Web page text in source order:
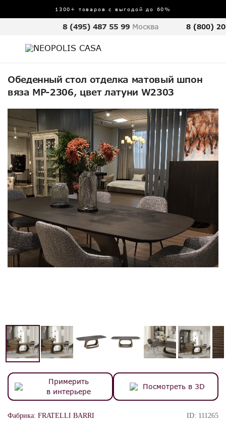
1300+ товаров с выгодой до 60%
8 (495) 487 55 99 Москва 8 (800)
Обеденный стол отделка матовый шпон
вяза MP-2306, цвет латуни W2303
Примерить
в интерьере
Посмотреть в 3D
Фабрика: FRATELLI BARRI
ID: 111265